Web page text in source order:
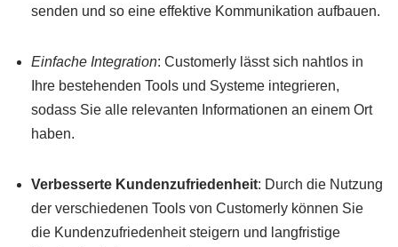
senden und so eine effektive Kommunikation aufbauen.
Einfache Integration: Customerly lässt sich nahtlos in
Ihre bestehenden Tools und Systeme integrieren,
sodass Sie alle relevanten Informationen an einem Ort
haben.
Verbesserte Kundenzufriedenheit: Durch die Nutzung
der verschiedenen Tools von Customerly können Sie
die Kundenzufriedenheit steigern und langfristige